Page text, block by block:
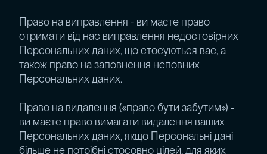
Право на виправлення - ви маєте право
отримати від нас виправлення недостовірних
Персональних даних, що стосуються вас, а
також право на заповнення неповних
Персональних даних.
Право на видалення («право бути забутим») -
ви маєте право вимагати видалення ваших
Персональних даних, якщо Персональні дані
більше не потрібні стосовно цілей, для яких